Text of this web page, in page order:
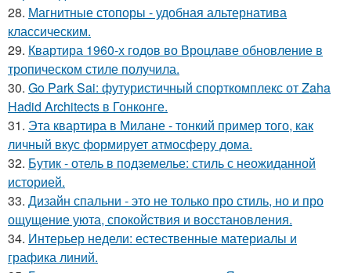
28. Магнитные стопоры - удобная альтернатива
классическим.
29. Квартира 1960-х годов во Вроцлаве обновление в
тропическом стиле получила.
30. Go Park Sai: футуристичный спорткомплекс от Zaha
Hadid Architects в Гонконге.
31. Эта квартира в Милане - тонкий пример того, как
личный вкус формирует атмосферу дома.
32. Бутик - отель в подземелье: стиль с неожиданной
историей.
33. Дизайн спальни - это не только про стиль, но и про
ощущение уюта, спокойствия и восстановления.
34. Интерьер недели: естественные материалы и
графика линий.